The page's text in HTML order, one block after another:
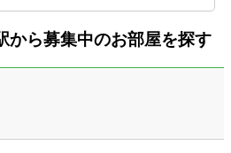
から募集中のお部屋を探す